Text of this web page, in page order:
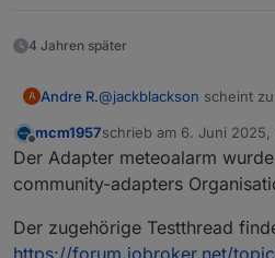
https://github.com/
gib mir Bescheid ob
Starten noch
korrekt behandelt.
4 Jahren später
A Andre R.@jackblackson scheint
Offline
mcm1957schrieb am 6. Juni 2025,
zuletzt editiert von
Der Adapter meteoalarm
community-adapters
Der zugehörige Testthread